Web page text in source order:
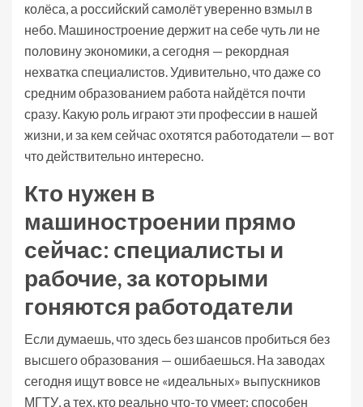
колёса, а российский самолёт уверенно взмыл в
небо. Машиностроение держит на себе чуть ли не
половину экономики, а сегодня — рекордная
нехватка специалистов. Удивительно, что даже со
средним образованием работа найдётся почти
сразу. Какую роль играют эти профессии в нашей
жизни, и за кем сейчас охотятся работодатели — вот
что действительно интересно.
Кто нужен в
машиностроении прямо
сейчас: специалисты и
рабочие, за которыми
гоняются работодатели
Если думаешь, что здесь без шансов пробиться без
высшего образования — ошибаешься. На заводах
сегодня ищут вовсе не «идеальных» выпускников
МГТУ, а тех, кто реально что-то умеет: способен